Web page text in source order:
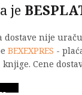
je
dostave nije
BEXEXPRES -
knjige. Cene